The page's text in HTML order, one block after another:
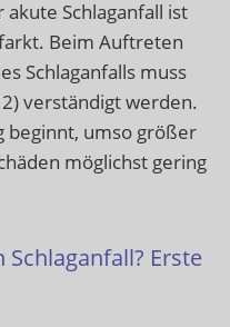
Schlaganfall ist
Beim Auftreten
Schlaganfalls muss
verständigt werden.
beginnt, umso größer
möglichst gering
Erste